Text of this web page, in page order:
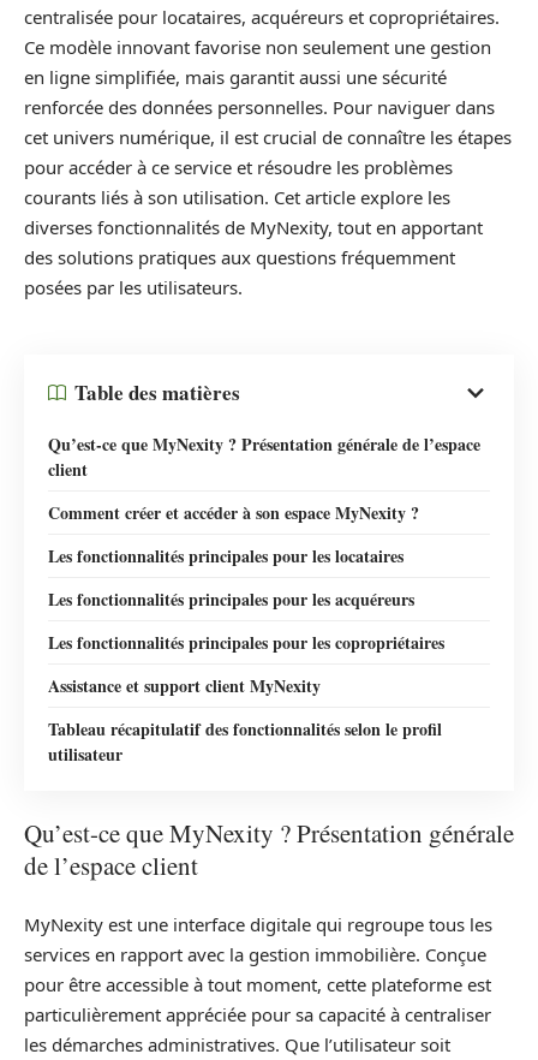
centralisée pour locataires, acquéreurs et copropriétaires.
Ce modèle innovant favorise non seulement une gestion
en ligne simplifiée, mais garantit aussi une sécurité
renforcée des données personnelles. Pour naviguer dans
cet univers numérique, il est crucial de connaître les étapes
pour accéder à ce service et résoudre les problèmes
courants liés à son utilisation. Cet article explore les
diverses fonctionnalités de MyNexity, tout en apportant
des solutions pratiques aux questions fréquemment
posées par les utilisateurs.
Table des matières
Qu’est-ce que MyNexity ? Présentation générale de l’espace
client
Comment créer et accéder à son espace MyNexity ?
Les fonctionnalités principales pour les locataires
Les fonctionnalités principales pour les acquéreurs
Les fonctionnalités principales pour les copropriétaires
Assistance et support client MyNexity
Tableau récapitulatif des fonctionnalités selon le profil
utilisateur
Qu’est-ce que MyNexity ? Présentation générale
de l’espace client
MyNexity est une interface digitale qui regroupe tous les
services en rapport avec la gestion immobilière. Conçue
pour être accessible à tout moment, cette plateforme est
particulièrement appréciée pour sa capacité à centraliser
les démarches administratives. Que l’utilisateur soit